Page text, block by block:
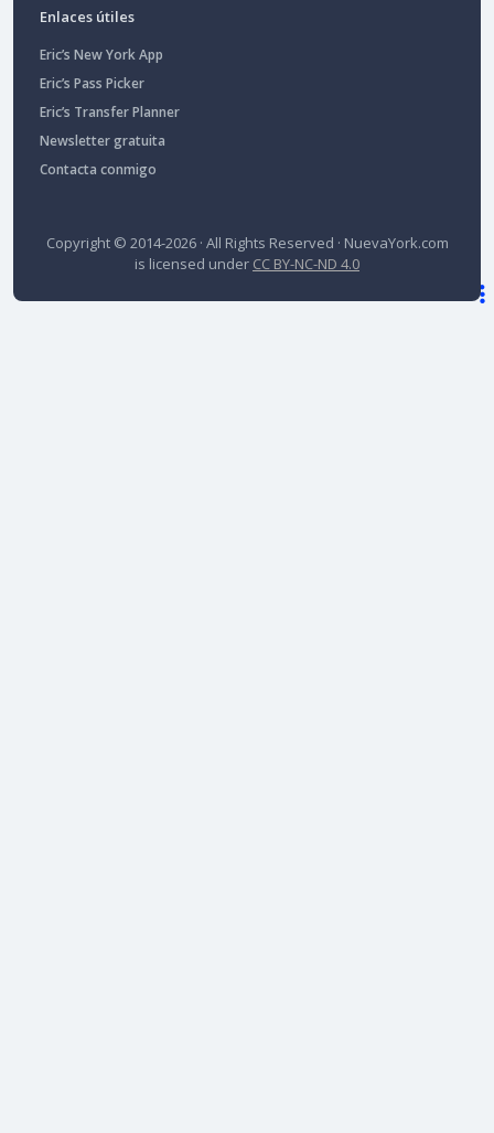
Enlaces útiles
Eric’s New York App
Eric’s Pass Picker
Eric’s Transfer Planner
Newsletter gratuita
Contacta conmigo
Copyright © 2014-2026 · All Rights Reserved · NuevaYork.com
is licensed under CC BY-NC-ND 4.0